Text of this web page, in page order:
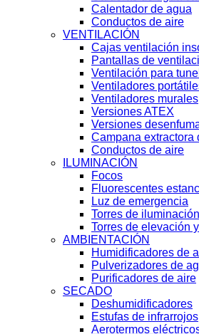
Calentador de agua
Conductos de aire
VENTILACIÓN
Cajas ventilación
Pantallas de
Ventilación para
Ventiladores
Ventiladores murales
Versiones ATEX
Versiones
Campana extractora
Conductos de aire
ILUMINACIÓN
Focos
Fluorescentes
Luz de emergencia
Torres de
Torres de elevación
AMBIENTACIÓN
Humidificadores de
Pulverizadores de
Purificadores de aire
SECADO
Deshumidificadores
Estufas de infrarrojos
Aerotermos